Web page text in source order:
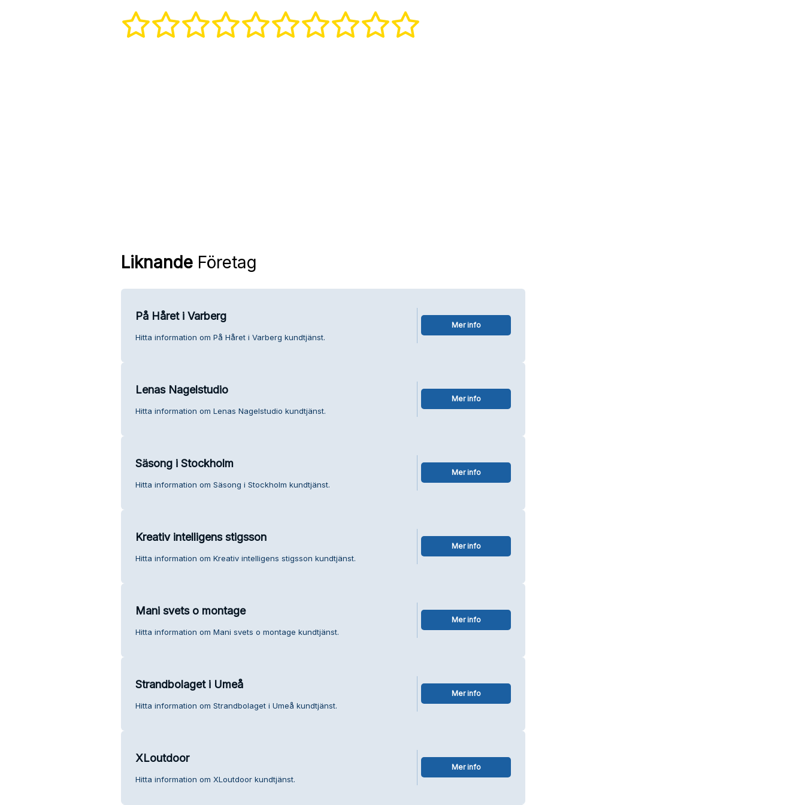
LiknandeFöretag
På Håret i Varberg
Hitta information om På Håret i Varberg kundtjänst.
Mer info
Lenas Nagelstudio
Hitta information om Lenas Nagelstudio kundtjänst.
Mer info
Säsong i Stockholm
Hitta information om Säsong i Stockholm kundtjänst.
Mer info
Kreativ intelligens stigsson
Hitta information om Kreativ intelligens stigsson kundtjänst.
Mer info
Mani svets o montage
Hitta information om Mani svets o montage kundtjänst.
Mer info
Strandbolaget i Umeå
Hitta information om Strandbolaget i Umeå kundtjänst.
Mer info
XLoutdoor
Hitta information om XLoutdoor kundtjänst.
Mer info